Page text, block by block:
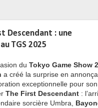
Descendant : une
TGS 2025
du Tokyo Game Show
a créé la surprise en
exceptionnelle pour
The First Descendant:
sorcière Umbra,